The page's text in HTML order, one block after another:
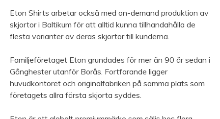
Eton Shirts arbetar också med on-demand produktion av
skjortor i Baltikum för att alltid kunna tillhandahålla de
flesta varianter av deras skjortor till kunderna.
Familjeföretaget Eton grundades för mer än 90 år sedan i
Gånghester utanför Borås. Fortfarande ligger
huvudkontoret och originalfabriken på samma plats som
företagets allra första skjorta syddes.